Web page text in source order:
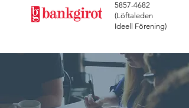
5857-4682
(Löftaleden
Ideell Förening)